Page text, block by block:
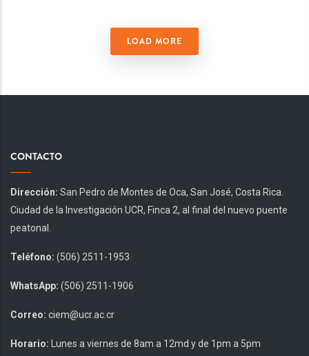
LOAD MORE
CONTACTO
Dirección: San Pedro de Montes de Oca, San José, Costa Rica.
Ciudad de la Investigación UCR, Finca 2, al final del nuevo puente
peatonal.
Teléfono: (506) 2511-1953
WhatsApp: (506) 2511-1906
Correo: ciem@ucr.ac.cr
Horario: Lunes a viernes de 8am a 12md y de 1pm a 5pm